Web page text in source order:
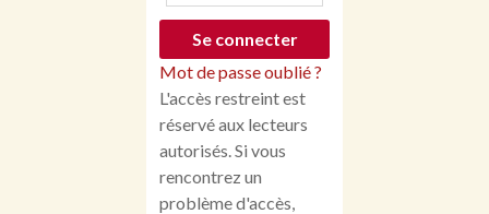
Mot de passe oublié ?
L'accès restreint est
réservé aux lecteurs
autorisés. Si vous
rencontrez un
problème d'accès,